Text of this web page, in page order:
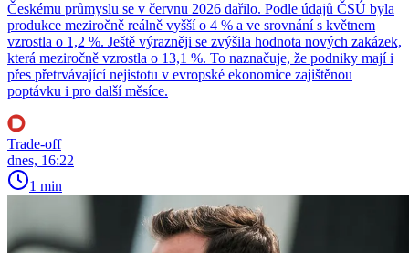
Českému průmyslu se v červnu 2026 dařilo. Podle údajů ČSÚ byla
produkce meziročně reálně vyšší o 4 % a ve srovnání s květnem
vzrostla o 1,2 %. Ještě výrazněji se zvýšila hodnota nových zakázek,
která meziročně vzrostla o 13,1 %. To naznačuje, že podniky mají i
přes přetrvávající nejistotu v evropské ekonomice zajištěnou
poptávku i pro další měsíce.
Trade-off
dnes, 16:22
1 min